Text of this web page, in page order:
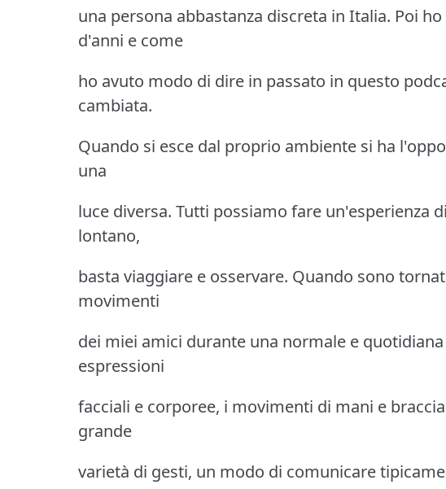
una persona abbastanza discreta in Italia. Poi
d'anni e come
ho avuto modo di dire in passato in questo
cambiata.
Quando si esce dal proprio ambiente si ha
una
luce diversa. Tutti possiamo fare un'esperienza
lontano,
basta viaggiare e osservare. Quando sono
movimenti
dei miei amici durante una normale e
espressioni
facciali e corporee, i movimenti di mani e
grande
varietà di gesti, un modo di comunicare